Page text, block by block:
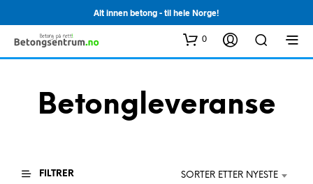
Alt innen betong - til hele Norge!
0
Betongleveranse
FILTRER SORTER ETTER NYESTE